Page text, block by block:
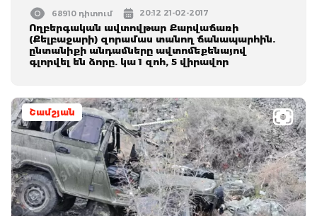
68910 դիտում 20:12 21-02-2017
Ողբերգական ավտովթար Քարվաճառի
(Քելբաջարի) զորամաս տանող ճանապարհին.
ընտանիքի անդամները ավտոմեքենայով
գլորվել են ձորը. կա 1 զոհ, 5 վիրավոր
Շամշյան